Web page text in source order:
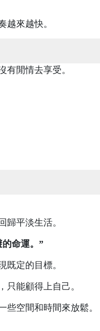
越來越快。
閒情去享受。
平淡生活。
命運。”
定的目標。
能顧得上自己。
空間和時間來放鬆。